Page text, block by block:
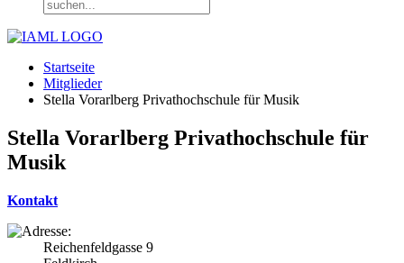
Startseite
Mitglieder
Stella Vorarlberg Privathochschule für Musik
Stella Vorarlberg Privathochschule für
Musik
Kontakt
Reichenfeldgasse 9